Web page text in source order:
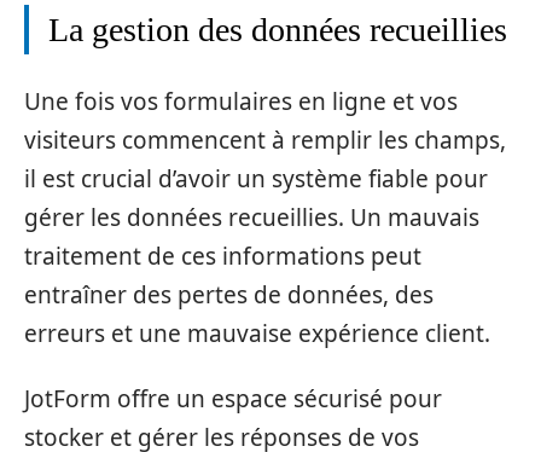
La gestion des données recueillies
Une fois vos formulaires en ligne et vos
visiteurs commencent à remplir les champs,
il est crucial d’avoir un système fiable pour
gérer les données recueillies. Un mauvais
traitement de ces informations peut
entraîner des pertes de données, des
erreurs et une mauvaise expérience client.
JotForm offre un espace sécurisé pour
stocker et gérer les réponses de vos